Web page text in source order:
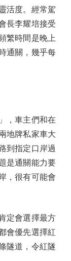
活度。經常駕
長李耀培接受
繁時間是晚上
通關，幾乎每
，車主們和在
地牌私家車大
到指定口岸過
是通關能力要
，很有可能會
定會選擇最方
會優先選擇紅
隧道，令紅隧